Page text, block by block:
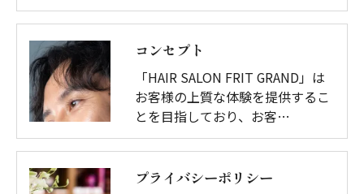
コンセプト
「HAIR SALON FRIT GRAND」は
お客様の上質な体験を提供するこ
とを目指しており、お客…
プライバシーポリシー